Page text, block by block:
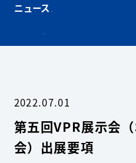
ニュース
2022.07.01
第五回VPR展示会
会）出展要項